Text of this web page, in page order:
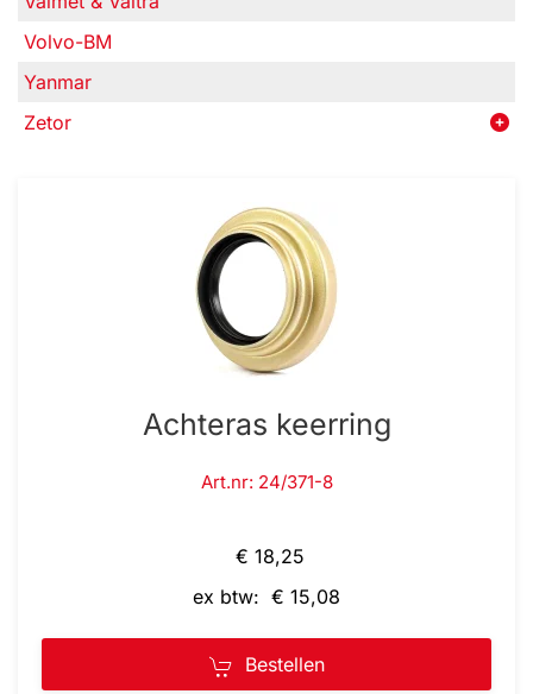
Volvo-BM
Yanmar
Zetor
Achteras keerring
Art.nr: 24/371-8
€ 18,25
ex btw: € 15,08
Bestellen